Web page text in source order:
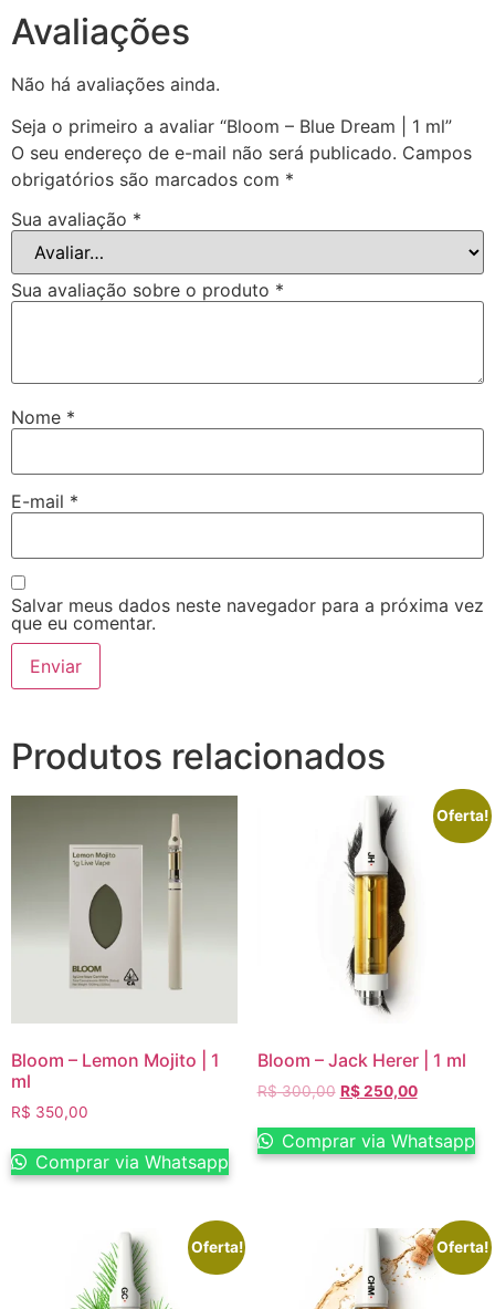
Avaliações
Não há avaliações ainda.
Seja o primeiro a avaliar “Bloom – Blue Dream | 1 ml”
O seu endereço de e-mail não será publicado. Campos
obrigatórios são marcados com *
Sua avaliação *
Sua avaliação sobre o produto *
Nome *
E-mail *
Salvar meus dados neste navegador para a próxima vez
que eu comentar.
Produtos relacionados
Bloom – Lemon Mojito | 1
ml
R$ 350,00
Comprar via Whatsapp
Oferta!
Bloom – Jack Herer | 1 ml
R$300,00 R$250,00
Comprar via Whatsapp
Oferta! Oferta!